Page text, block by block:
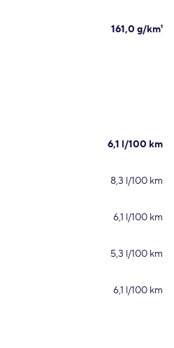
161,0 g/km¹
6,1 l/100 km
8,3 l/100 km
6,1 l/100 km
5,3 l/100 km
6,1 l/100 km